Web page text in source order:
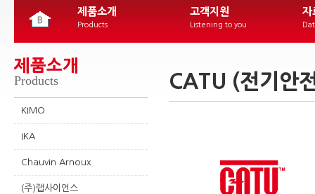
제품소개
Products
고객지원
Listening to you
자
제품소개
Products
KIMO
IKA
Chauvin Arnoux
(주)랩사이언스
CATU (전기안